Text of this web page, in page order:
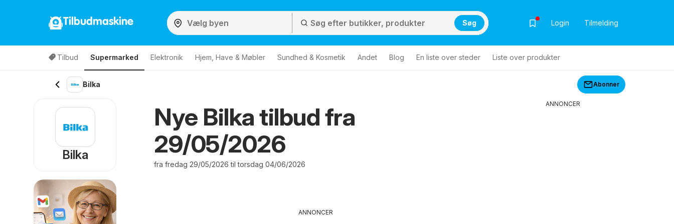
Tilbudmaskine Søg Login Tilmelding
Tilbud Supermarked Elektronik Hjem, Have & Møbler Sundhed & Kosmetik Andet Blog En liste over steder Liste over produkter
Bilka Abonner
Nye Bilka tilbud fra
29/05/2026
fra fredag 29/05/2026 til torsdag 04/06/2026
ANNONCER
Bilka
ANNONCER